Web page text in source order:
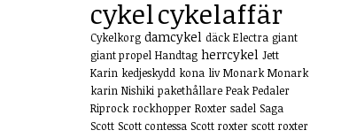
cykelcykelaffär
Cykelkorg damcykel däck Electra giant
giant propel Handtag herrcykel Jett
Karin kedjeskydd kona liv Monark Monark
karin Nishiki pakethållare Peak Pedaler
Riprock rockhopper Roxter sadel Saga
Scott Scott contessa Scott roxter scott roxter